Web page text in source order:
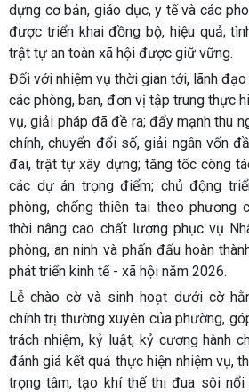
dựng cơ bản, giáo dục, y tế và các
được triển khai đồng bộ, hiệu quả;
trật tự an toàn xã hội được giữ vững.
Đối với nhiệm vụ thời gian tới, lãnh
các phòng, ban, đơn vị tập trung thực
vụ, giải pháp đã đề ra; đẩy mạnh thu
chính, chuyển đổi số, giải ngân vốn
đai, trật tự xây dựng; tăng tốc công
các dự án trọng điểm; chủ động
phòng, chống thiên tai theo phương
thời nâng cao chất lượng phục vụ
phòng, an ninh và phấn đấu hoàn
phát triển kinh tế - xã hội năm 2026.
Lễ chào cờ và sinh hoạt dưới cờ
chính trị thường xuyên của phường,
trách nhiệm, kỷ luật, kỷ cương hành
đánh giá kết quả thực hiện nhiệm vụ,
trọng tâm, tạo khí thế thi đua sôi nổi